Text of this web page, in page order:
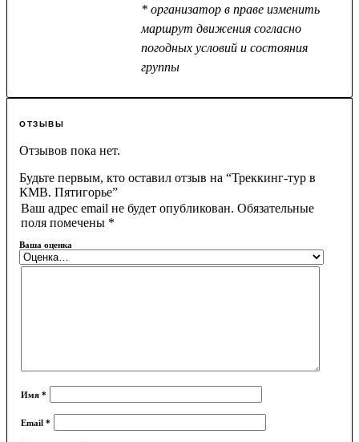
* организатор в праве изменить
маршрут движения согласно
погодных условий и состояния
группы
ОТЗЫВЫ
Отзывов пока нет.
Будьте первым, кто оставил отзыв на “Треккинг-тур в
КМВ. Пятигорье”
Ваш адрес email не будет опубликован. Обязательные
поля помечены *
Ваша оценка
Имя *
Email *